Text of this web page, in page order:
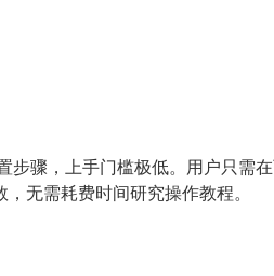
步骤，上手门槛极低。用户只
无需耗费时间研究操作教程。